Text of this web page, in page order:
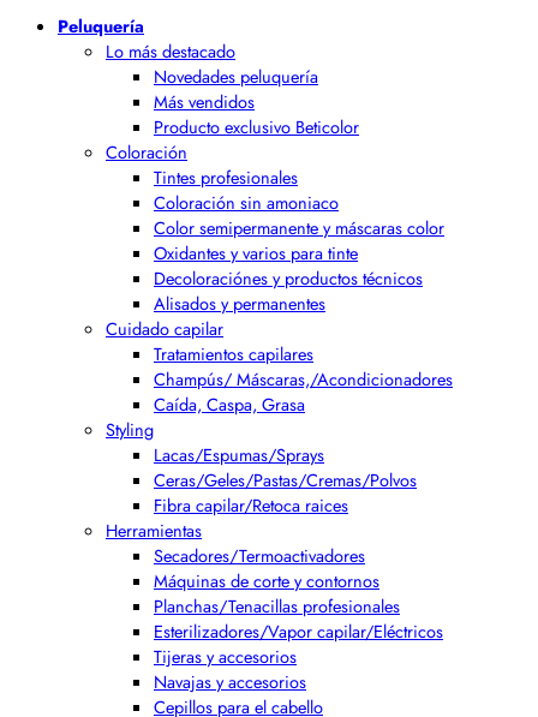
Peluquería
Lo más destacado
Novedades peluquería
Más vendidos
Producto exclusivo Beticolor
Coloración
Tintes profesionales
Coloración sin amoniaco
Color semipermanente y máscaras color
Oxidantes y varios para tinte
Decoloraciónes y productos técnicos
Alisados y permanentes
Cuidado capilar
Tratamientos capilares
Champús/ Máscaras,/Acondicionadores
Caída, Caspa, Grasa
Styling
Lacas/Espumas/Sprays
Ceras/Geles/Pastas/Cremas/Polvos
Fibra capilar/Retoca raices
Herramientas
Secadores/Termoactivadores
Máquinas de corte y contornos
Planchas/Tenacillas profesionales
Esterilizadores/Vapor capilar/Eléctricos
Tijeras y accesorios
Navajas y accesorios
Cepillos para el cabello